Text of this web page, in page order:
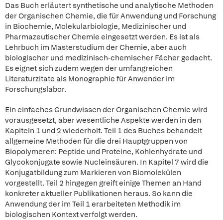
Das Buch erläutert synthetische und analytische Methoden
der Organischen Chemie, die für Anwendung und Forschung
in Biochemie, Molekularbiologie, Medizinischer und
Pharmazeutischer Chemie eingesetzt werden. Es ist als
Lehrbuch im Masterstudium der Chemie, aber auch
biologischer und medizinisch-chemischer Fächer gedacht.
Es eignet sich zudem wegen der umfangreichen
Literaturzitate als Monographie für Anwender im
Forschungslabor.
Ein einfaches Grundwissen der Organischen Chemie wird
vorausgesetzt, aber wesentliche Aspekte werden in den
Kapiteln 1 und 2 wiederholt. Teil 1 des Buches behandelt
allgemeine Methoden für die drei Hauptgruppen von
Biopolymeren: Peptide und Proteine, Kohlenhydrate und
Glycokonjugate sowie Nucleinsäuren. In Kapitel 7 wird die
Konjugatbildung zum Markieren von Biomolekülen
vorgestellt. Teil 2 hingegen greift einige Themen an Hand
konkreter aktueller Publikationen heraus. So kann die
Anwendung der im Teil 1 erarbeiteten Methodik im
biologischen Kontext verfolgt werden.